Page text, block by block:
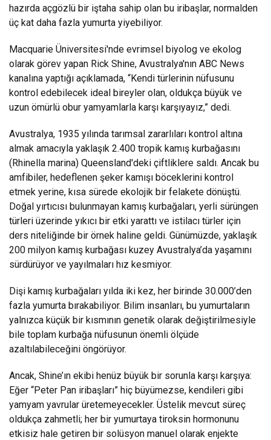
hazırda açgözlü bir iştaha sahip olan bu iribaşlar, normalden
üç kat daha fazla yumurta yiyebiliyor.
Macquarie Üniversitesi'nde evrimsel biyolog ve ekolog
olarak görev yapan Rick Shine, Avustralya'nın ABC News
kanalına yaptığı açıklamada, “Kendi türlerinin nüfusunu
kontrol edebilecek ideal bireyler olan, oldukça büyük ve
uzun ömürlü obur yamyamlarla karşı karşıyayız,” dedi.
Avustralya, 1935 yılında tarımsal zararlıları kontrol altına
almak amacıyla yaklaşık 2.400 tropik kamış kurbağasını
(Rhinella marina) Queensland'deki çiftliklere saldı. Ancak bu
amfibiler, hedeflenen şeker kamışı böceklerini kontrol
etmek yerine, kısa sürede ekolojik bir felakete dönüştü.
Doğal yırtıcısı bulunmayan kamış kurbağaları, yerli sürüngen
türleri üzerinde yıkıcı bir etki yarattı ve istilacı türler için
ders niteliğinde bir örnek haline geldi. Günümüzde, yaklaşık
200 milyon kamış kurbağası kuzey Avustralya’da yaşamını
sürdürüyor ve yayılmaları hız kesmiyor.
Dişi kamış kurbağaları yılda iki kez, her birinde 30.000’den
fazla yumurta bırakabiliyor. Bilim insanları, bu yumurtaların
yalnızca küçük bir kısmının genetik olarak değiştirilmesiyle
bile toplam kurbağa nüfusunun önemli ölçüde
azaltılabileceğini öngörüyor.
Ancak, Shine’ın ekibi henüz büyük bir sorunla karşı karşıya:
Eğer “Peter Pan iribaşları” hiç büyümezse, kendileri gibi
yamyam yavrular üretemeyecekler. Üstelik mevcut süreç
oldukça zahmetli; her bir yumurtaya tiroksin hormonunu
etkisiz hale getiren bir solüsyon manuel olarak enjekte